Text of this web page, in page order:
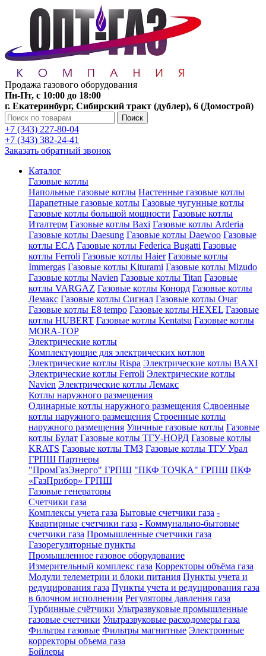
Продажа газового оборудования
Пн-Пт, с 10:00 до 18:00
г. Екатеринбург, Сибирский тракт (дублер), 6 (Домострой)
Поиск
+7 (343) 227-80-04
+7 (343) 382-24-41
Заказать обратный звонок
Каталог
Газовые котлы
Напольные газовые котлы Настенные газовые котлы
Парапетные газовые котлы Газовые чугунные котлы
Газовые котлы большой мощности Газовые котлы
Италтерм Газовые котлы Baxi Газовые котлы Arderia
Газовые котлы Daesung Газовые котлы Daewoo Газовые
котлы ECA Газовые котлы Federica Bugatti Газовые
котлы Ferroli Газовые котлы Haier Газовые котлы
Immergas Газовые котлы Kiturami Газовые котлы Mizudo
Газовые котлы Navien Газовые котлы Titan Газовые
котлы VARGAZ Газовые котлы Конорд Газовые котлы
Лемакс Газовые котлы Сигнал Газовые котлы Очаг
Газовые котлы E8 tempo Газовые котлы HEXEL Газовые
котлы HUBERT Газовые котлы Kentatsu Газовые котлы
MORA-TOP
Электрические котлы
Комплектующие для электрических котлов
Электрические котлы Rispa Электрические котлы BAXI
Электрические котлы Ferroli Электрические котлы
Navien Электрические котлы Лемакс
Котлы наружного размещения
Одинарные котлы наружного размещения Сдвоенные
котлы наружного размещения Строенные котлы
наружного размещения Уличные газовые котлы Газовые
котлы Булат Газовые котлы ТГУ-НОРД Газовые котлы
KRATS Газовые котлы ТМЗ Газовые котлы ТГУ Урал
ГРПШ Партнеры
"ПромГазЭнерго" ГРПШ "ПКФ ТОЧКА" ГРПШ ПКФ
«ГазПрибор» ГРПШ
Газовые генераторы
Счетчики газа
Комплексы учета газа Бытовые счетчики газа -
Квартирные счетчики газа - Коммунально-бытовые
счетчики газа Промышленные счетчики газа
Газорегуляторные пункты
Промышленное газовое оборудование
Измерительный комплекс газа Корректоры объёма газа
Модули телеметрии и блоки питания Пункты учета и
редуцирования газа Пункты учета и редуцирования газа
в блочном исполнении Регуляторы давления газа
Турбинные счётчики Ультразвуковые промышленные
газовые счетчики Ультразвуковые расходомеры газа
Фильтры газовые Фильтры магнитные Электронные
корректоры объема газа
Бойлеры